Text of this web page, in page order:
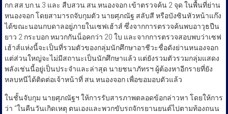
กก.สส.บก.น.3 และ สืบสวน.สน.หนองจอก เข้าตรวจค้น 2 จุด ในพื้นที่ย่าน
หนองจอก โดยสามารถจับกุมตัว นายศุภณัฐ สลับสี หรือบังซินหัวหน้าแก๊ง
ได้ขณะนอนกบดาลอยู่ภายในเซฟเฮ้าส์ ซึ่งจากการตรวจค้นพบอาวุธปืน
ยาว 2 กระบอก หมวกกันน็อคกว่า 20 ใบ และจากการตรวจสอบพบว่าเซฟ
เฮ้าส์แห่งนี้จะเป็นที่รวมตัวของกลุ่มนักศึกษาอาชีวะชื่อดังย่านหนองจอก
แต่ส่วนใหญ่จะไม่มีสถานะเป็นนักศึกษาแล้ว แต่ยังรวมตัวรวมกลุ่มแสดง
พลังเช่นนี้อยู่เป็นประจำและล่าสุด นายชนาภัทรฯ ผู้ต้องหาอีกรายที่ยัง
หลบหนีได้ติดต่อเจ้าหน้าที่ สน.หนองจอก เพื่อขอมอบตัวแล้ว
ในชั้นจับกุม นายศุภณัฐฯ ให้การรับสารภาพตลอดข้อกล่าวหา โดยให้การ
ว่า “ในคืนวันเกิดเหตุ ตนเองและพวกขับรถจักรยานยนต์ไปตามท้องถนน